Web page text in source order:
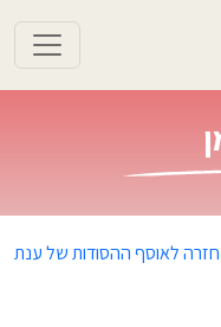
חזרה לאוסף ההסודות של ענת